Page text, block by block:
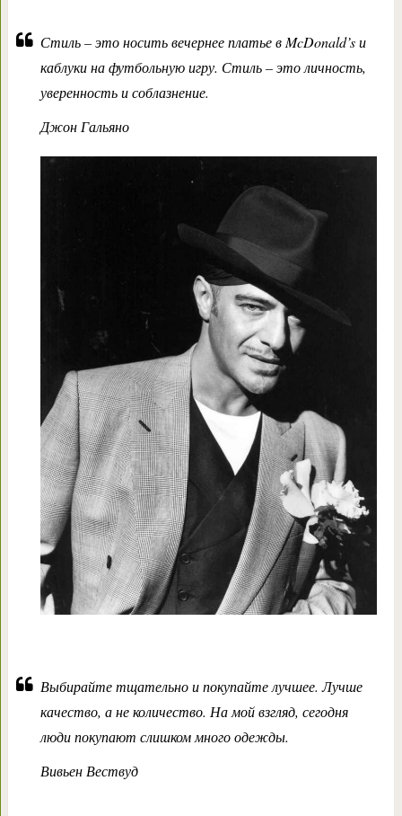
Стиль – это носить вечернее платье в McDonald’s и
каблуки на футбольную игру. Стиль – это личность,
уверенность и соблазнение.
Джон Гальяно
Выбирайте тщательно и покупайте лучшее. Лучше
качество, а не количество. На мой взгляд, сегодня
люди покупают слишком много одежды.
Вивьен Вествуд